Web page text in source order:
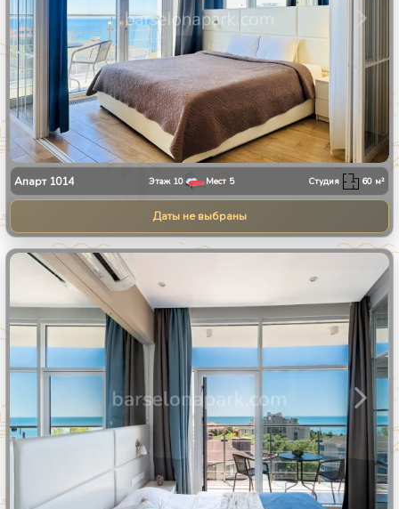
Апарт 1014 Этаж 10 Мест 5 Студия 60 м²
Даты не выбраны